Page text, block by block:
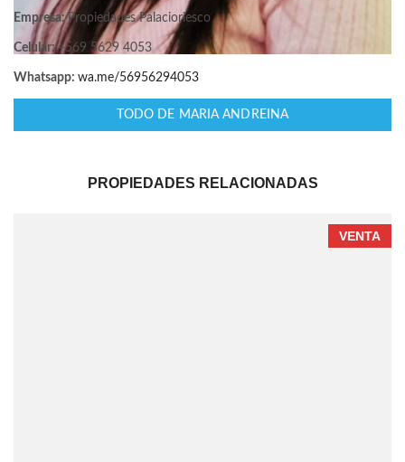
Empresa:Propiedades Palacioriesco
Celular:+569 5629 4053
Whatsapp: wa.me/56956294053
TODO DE MARIA ANDREINA
PROPIEDADES RELACIONADAS
VENTA